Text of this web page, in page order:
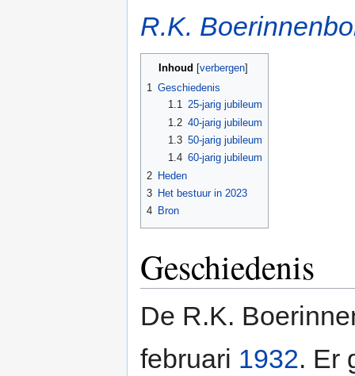
R.K.
Inhoud verbergen]
1 Geschiedenis
1.1 25-jarig jubileum
1.2 40-jarig jubileum
1.3 50-jarig jubileum
1.4 60-jarig jubileum
2 Heden
3 Het bestuur in 2023
4 Bron
Geschiedenis
De R.K.
februari 1932. Er